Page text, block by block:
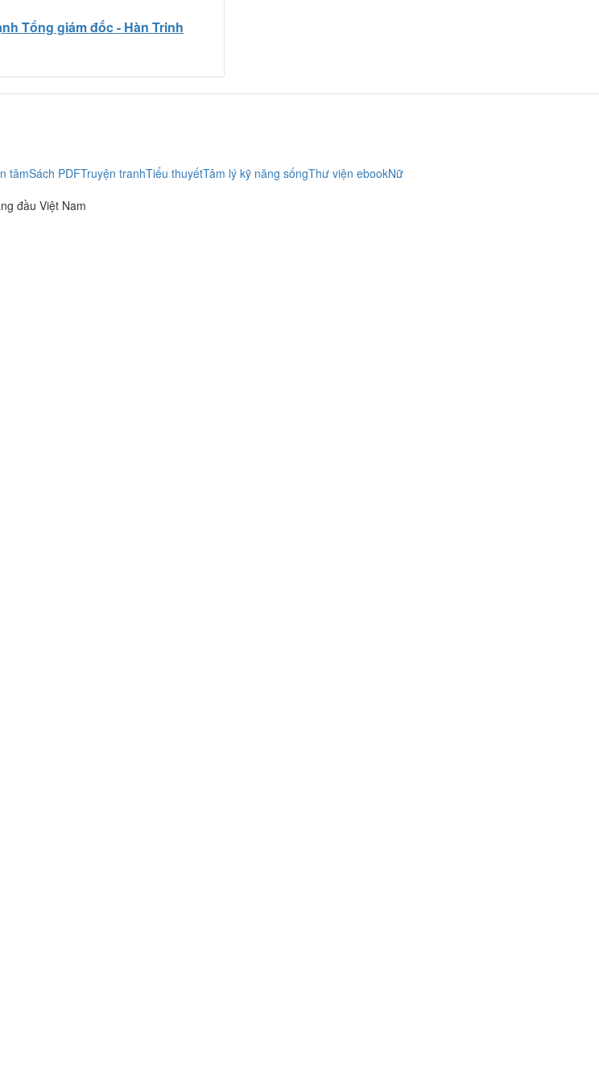
Tổng giám đốc - Hàn Trinh
tâmSách PDFTruyện tranhTiểu thuyếtTâm lý kỹ năng sốngThư viện ebookNữ
đầu Việt Nam